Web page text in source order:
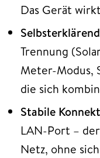
Das Gerät
Trennung
Meter-Modus,
die sich
Stabile
LAN-Port –
Netz, ohne